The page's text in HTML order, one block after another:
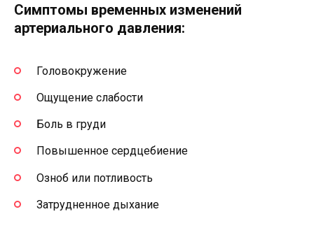
Симптомы временных изменений
артериального давления:
Головокружение
Ощущение слабости
Боль в груди
Повышенное сердцебиение
Озноб или потливость
Затрудненное дыхание